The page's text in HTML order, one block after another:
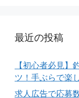
最近の投稿
【初心者必見】
ツ！手ぶらで楽
求人広告で応募